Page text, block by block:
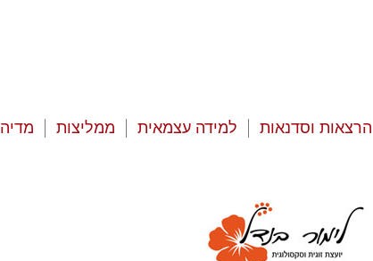
הרצאות וסדנאות למידה עצמאית ממליצות מדיה